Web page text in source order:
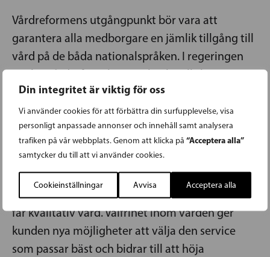
Din integritet är viktig för oss
Vi använder cookies för att förbättra din surfupplevelse, visa
personligt anpassade annonser och innehåll samt analysera
trafiken på vår webbplats. Genom att klicka på “Acceptera alla”
samtycker du till att vi använder cookies.
Cookieinställningar Avvisa Acceptera alla
Vårdreformens utgångpunkt bör vara att
garantera alla medborgare en jämlik tillgång till
vård på de båda nationalspråken. I regeringen
Sipiläs vårdreform har mycket hittills kretsat
kring främst strukturer och administration. Det
verkar som om regeringen stundvis helt glömt
varför och med tanke på vem reformen behövs.
Vårdreformens fokus bör förskjutas från
byråkrati till klienten och patienten. Det centrala
är att garantera att den enskilde medborgaren
får kvalitativ vård. Valfrihet inom vården ger
kunden nya möjligheter att välja den service
som passar bäst och bidrar till att höja